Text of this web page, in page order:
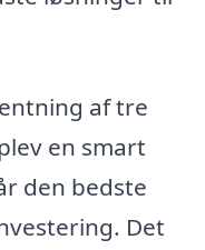
af tre
en smart
den bedste
Det